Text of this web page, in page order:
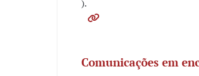
).
Comunicações em